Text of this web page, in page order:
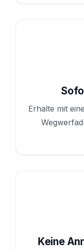
Erhalte mit
Keine